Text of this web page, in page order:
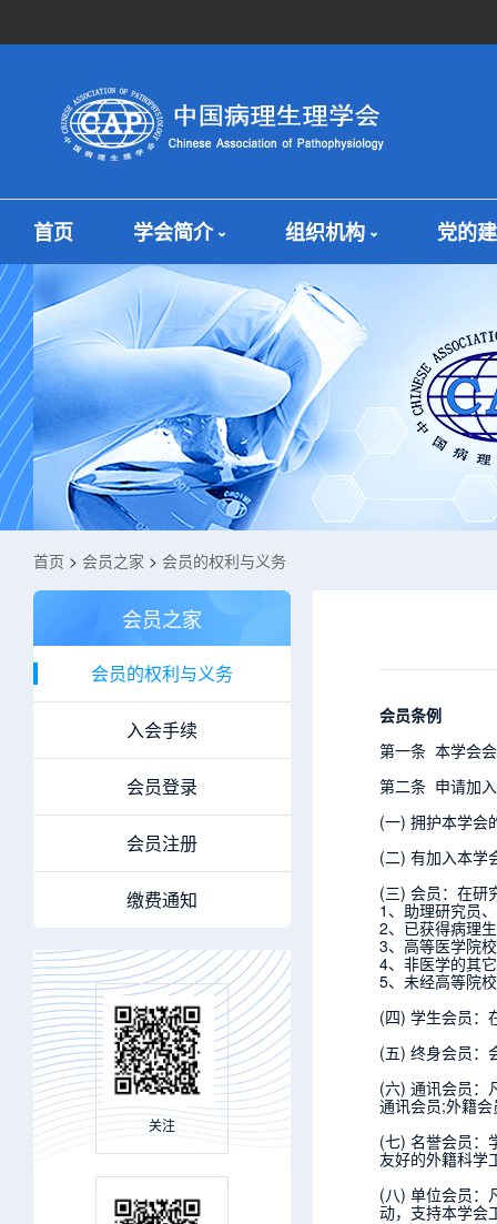
首页 学会简介 组织机构 党的
首页 > 会员之家 > 会员的权利与义务
会员之家
会员的权利与义务
入会手续
会员登录
会员注册
缴费通知
关注
会员条例
第一条 本学会
第二条 申请加
(一) 拥护本学会
(二) 有加入本学
(三) 会员：在研
1、助理研究员
2、已获得病理
3、高等医学院
4、非医学的其
5、未经高等院
(四) 学生会员：
(五) 终身会员：
(六) 通讯会员：
通讯会员;外籍
(七) 名誉会员：
友好的外籍科学
(八) 单位会员：
动，支持本学会